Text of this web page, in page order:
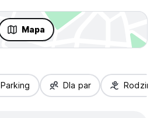
Mapa
Parking Dla par Rodziny